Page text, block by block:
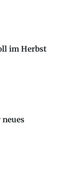
im Herbst